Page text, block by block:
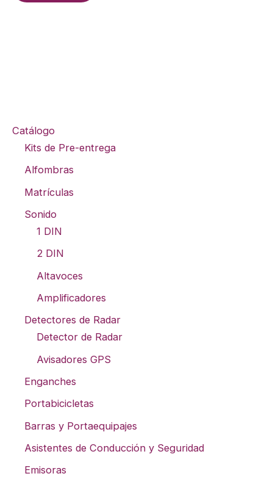
Catálogo
Kits de Pre-entrega
Alfombras
Matrículas
Sonido
1 DIN
2 DIN
Altavoces
Amplificadores
Detectores de Radar
Detector de Radar
Avisadores GPS
Enganches
Portabicicletas
Barras y Portaequipajes
Asistentes de Conducción y Seguridad
Emisoras